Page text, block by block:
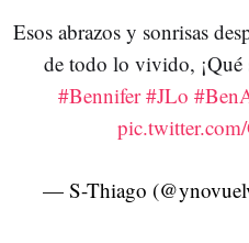
Esos abrazos y sonrisas
de todo lo vivido, ¡Qué
#Bennifer #JLo
— S-Thiago